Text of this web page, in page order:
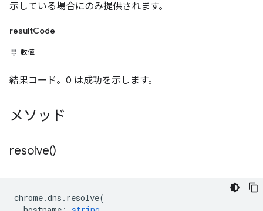
示している場合にのみ提供されます。
resultCode
数値
結果コード。0 は成功を示します。
メソッド
resolve()
chrome.dns . resolve(